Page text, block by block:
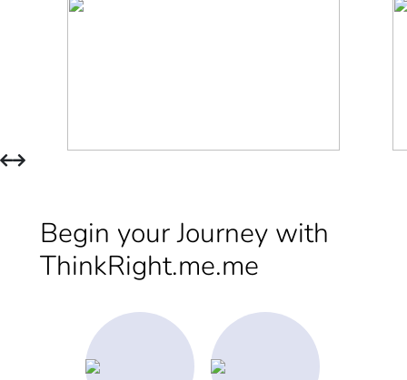
Begin your Journey with
ThinkRight.me.me